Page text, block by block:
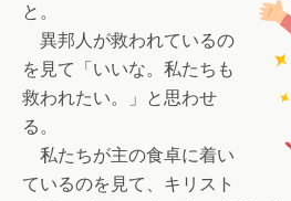
と。
異邦人が救われているの
を見て「いいな。私たちも
救われたい。」と思わせ
る。
私たちが主の食卓に着い
ているのを見て、キリスト